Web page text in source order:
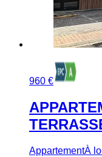
960 €
AppartementÀ